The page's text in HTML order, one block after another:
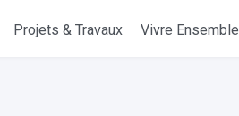
Projets & Travaux Vivre Ensemble